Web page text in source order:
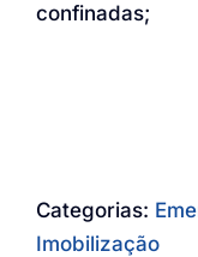
confinadas;
Categorias:
Imobilização